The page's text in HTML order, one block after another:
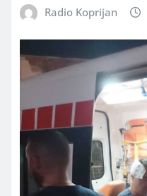
Radio Koprijan